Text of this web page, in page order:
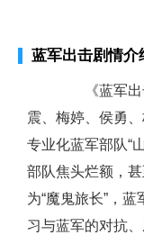
蓝军出击剧情介
《蓝军出
震、梅婷、侯勇
专业化蓝军部队“
部队焦头烂额，
为“魔鬼旅长”，
习与蓝军的对抗